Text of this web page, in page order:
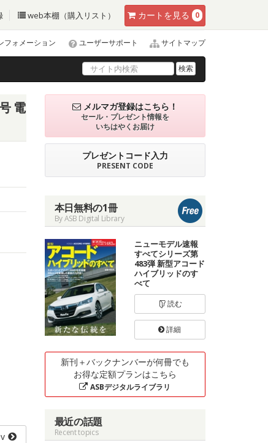
カート を見る 0
web本棚（購入リスト）
フォメーション ユーザーサポート サイトマップ
検索
電
メルマガ登録はこちら！
セール・プレゼント情報を
いちはやくお届け
プレゼントコード入力
PRESENT CODE
本日無料の1冊
By ASB Digital Library
ニューモデル速報
すべてシリーズ第
483弾 新型アコード
ハイブリッドのす
べて
読む
詳細
新刊＋バックナンバーが何冊でも
お得な定額プランはこちら
ASBデジタルライブラリ
最近の話題
Recent topics